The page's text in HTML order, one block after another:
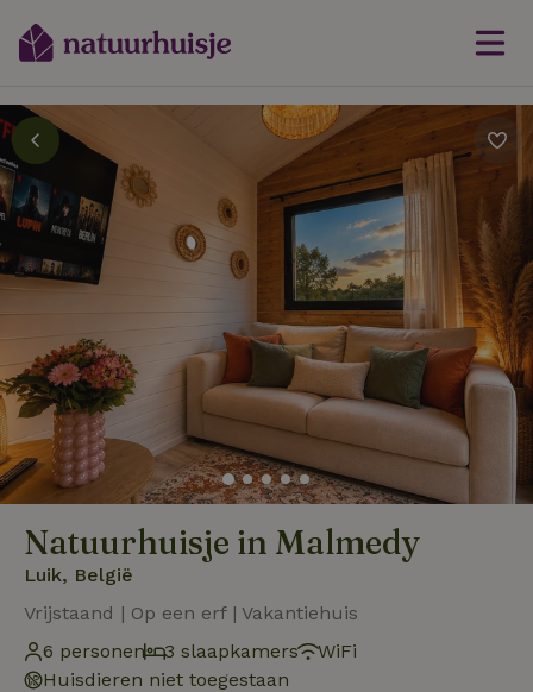
Natuurhuisje in Malmedy
Luik, België
Vrijstaand | Op een erf | Vakantiehuis
6 personen
3 slaapkamers
WiFi
Huisdieren niet toegestaan